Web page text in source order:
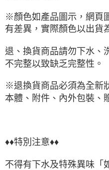
※顏色如產品圖示，網頁
有差異，實際顏色以出貨
退、換貨商品請勿下水、
不完整以致缺乏完整性。
※退換貨商品必須為全新
本體、附件、內外包裝、
♦♦特別注意♦♦
不得有下水及特殊異味「